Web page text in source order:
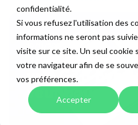
confidentialité.
Si vous refusez l'utilisation des
informations ne seront pas
visite sur ce site. Un seul cookie
votre navigateur afin de se
vos préférences.
Accepter
19/11/2025
« Pilotage
une GTB
veut